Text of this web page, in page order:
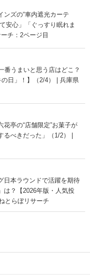
ズの“車内遮光カーテ
安心」「ぐっすり眠れま
チ：2ページ目
うまいと思う店はどこ？
の日」！】（2/4） | 兵庫県
花亭の“店舗限定”お菓子が
べきだった」（1/2） |
日本ラウンドで活躍を期待
は？【2026年版・人気投
とらぼリサーチ